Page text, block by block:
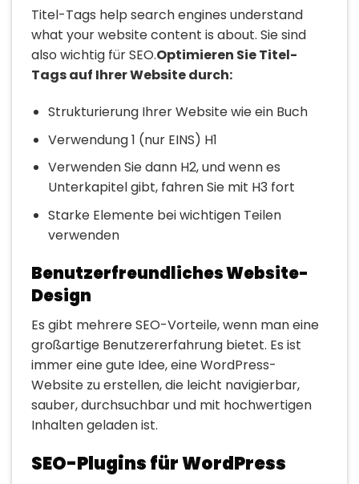
Titel-Tags help search engines understand
what your website content is about. Sie sind
also wichtig für SEO.Optimieren Sie Titel-
Tags auf Ihrer Website durch:
Strukturierung Ihrer Website wie ein Buch
Verwendung 1 (nur EINS) H1
Verwenden Sie dann H2, und wenn es
Unterkapitel gibt, fahren Sie mit H3 fort
Starke Elemente bei wichtigen Teilen
verwenden
Benutzerfreundliches Website-
Design
Es gibt mehrere SEO-Vorteile, wenn man eine
großartige Benutzererfahrung bietet. Es ist
immer eine gute Idee, eine WordPress-
Website zu erstellen, die leicht navigierbar,
sauber, durchsuchbar und mit hochwertigen
Inhalten geladen ist.
SEO-Plugins für WordPress